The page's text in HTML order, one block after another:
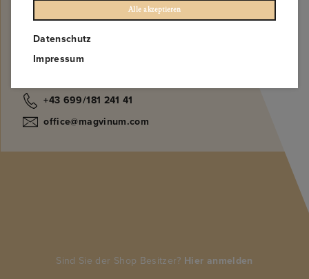
Zu finden auf
+43 699/181 241 41
office@magvinum.com
Sind Sie der Shop Besitzer? Hier anmelden
Alle akzeptieren
Datenschutz
Impressum